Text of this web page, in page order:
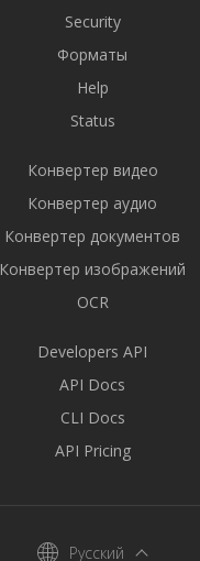
Security
Форматы
Help
Status
Конвертер видео
Конвертер аудио
Конвертер документов
Конвертер изображений
OCR
Developers API
API Docs
CLI Docs
API Pricing
Русский